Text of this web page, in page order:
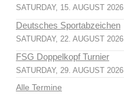
SATURDAY, 15. AUGUST 2026
Deutsches Sportabzeichen
SATURDAY, 22. AUGUST 2026
FSG Doppelkopf Turnier
SATURDAY, 29. AUGUST 2026
Alle Termine